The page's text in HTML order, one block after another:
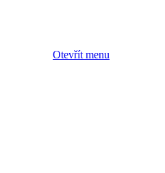
Otevřít menu